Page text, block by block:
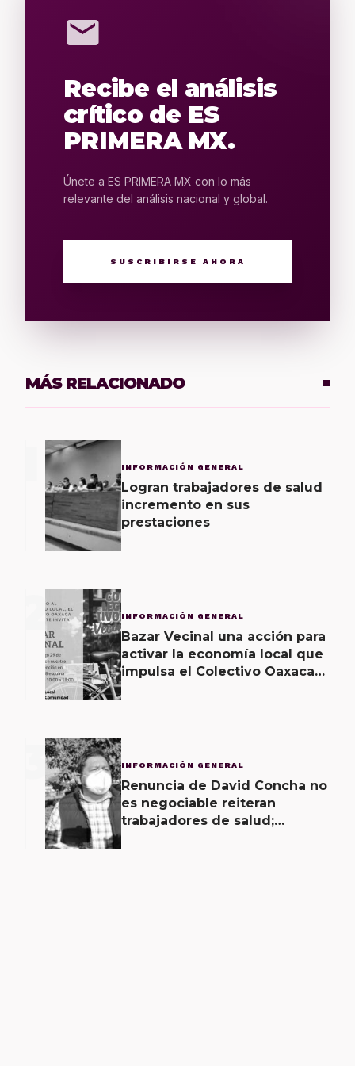
mail
Recibe el análisis
crítico de ES
PRIMERA MX.
Únete a ES PRIMERA MX con lo más
relevante del análisis nacional y global.
SUSCRIBIRSE AHORA
MÁS RELACIONADO
INFORMACIÓN GENERAL
Logran trabajadores de salud
incremento en sus
prestaciones
2 INFORMACIÓN GENERAL
Bazar Vecinal una acción para
activar la economía local que
impulsa el Colectivo Oaxaca
3 INFORMACIÓN GENERAL
Renuncia de David Concha no
es negociable reiteran
trabajadores de salud;